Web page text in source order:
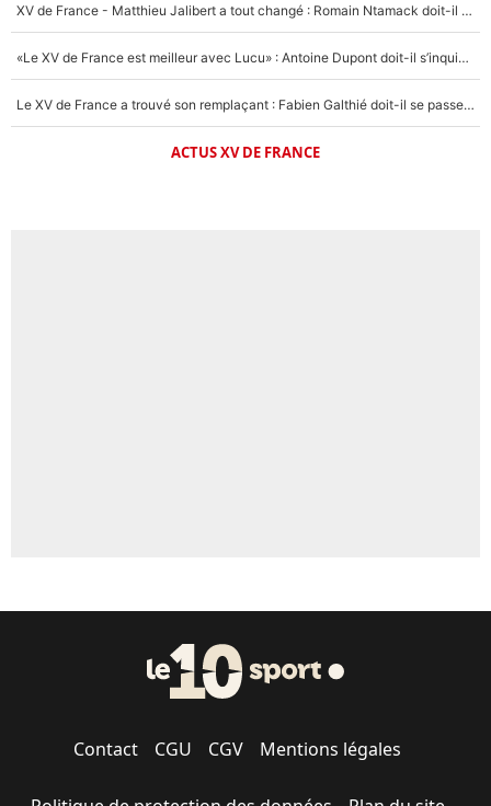
XV de France - Matthieu Jalibert a tout changé : Romain Ntamack doit-il s’inquiéter pour sa place à un an de la Coupe du monde ?
«Le XV de France est meilleur avec Lucu» : Antoine Dupont doit-il s’inquiéter pour sa place ?
Le XV de France a trouvé son remplaçant : Fabien Galthié doit-il se passer d'Antoine Dupont ?
ACTUS XV DE FRANCE
Contact CGU CGV Mentions légales